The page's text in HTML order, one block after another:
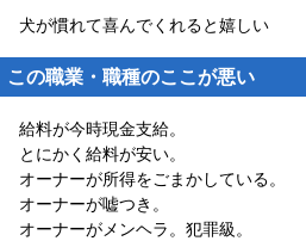
犬が慣れて喜んでくれると嬉しい
この職業・職種のここが悪い
給料が今時現金支給。
とにかく給料が安い。
オーナーが所得をごまかしている。
オーナーが嘘つき。
オーナーがメンヘラ。犯罪級。